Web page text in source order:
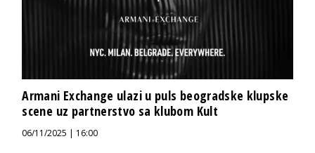
Armani Exchange ulazi u puls beogradske klupske
scene uz partnerstvo sa klubom Kult
06/11/2025 | 16:00